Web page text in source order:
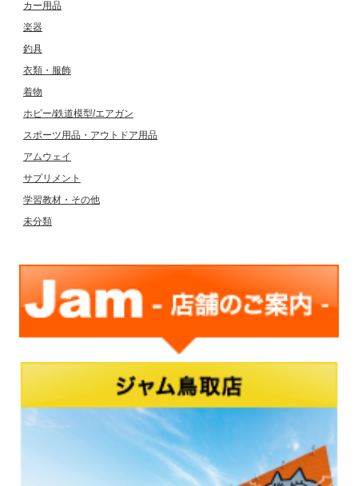
カー用品
楽器
釣具
衣類・服飾
着物
ホビー/鉄道模型/エアガン
スポーツ用品・アウトドア用品
アムウェイ
サプリメント
学習教材・その他
未分類